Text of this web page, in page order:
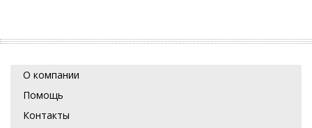
О компании
Помощь
Контакты